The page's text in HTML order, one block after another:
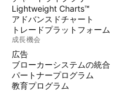
Lightweight Charts™
アドバンスドチャート
トレードプラットフォーム
成長機会
広告
ブローカーシステムの統合
パートナープログラム
教育プログラム